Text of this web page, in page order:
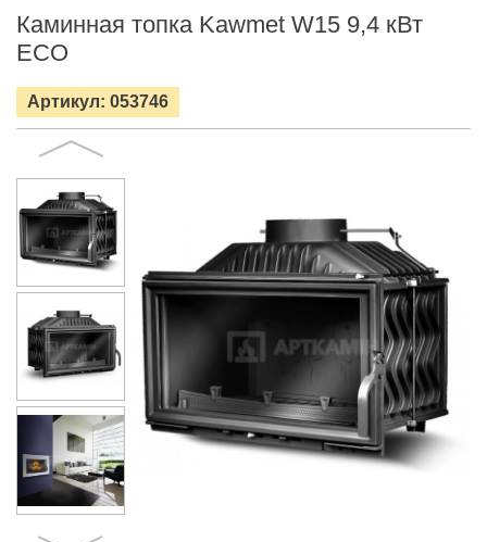
Каминная топка Kawmet W15 9,4 кВт
ECO
Артикул: 053746